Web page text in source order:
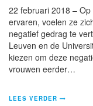
22 februari 2018 –
ervaren, voelen ze
negatief gedrag te
Leuven en de
kiezen om deze
vrouwen eerder…
LEES VERDER